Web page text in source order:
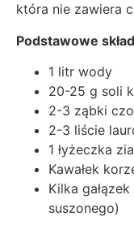
która nie zawiera
Podstawowe
1 litr wody
20-25 g soli
2-3 ząbki
2-3 liście
1 łyżeczka
Kawałek
Kilka
suszonego)